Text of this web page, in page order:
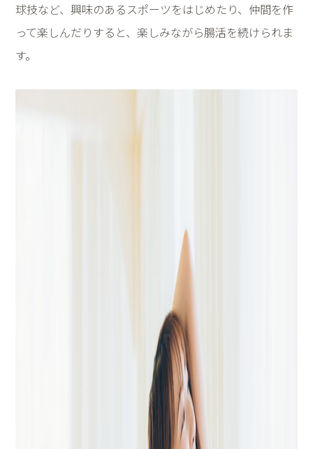
球技など、興味のあるスポーツをはじめたり、仲間を作
って楽しんだりすると、楽しみながら腸活を続けられま
す。